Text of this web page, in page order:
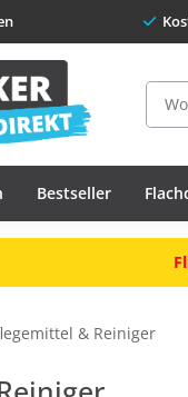
Bestseller
& Reiniger